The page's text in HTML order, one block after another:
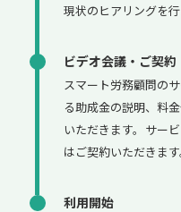
現状のヒアリングを行
ビデオ会議・ご契約
スマート労務顧問の
る助成金の説明、料
いただきます。サー
はご契約いただきます
利用開始